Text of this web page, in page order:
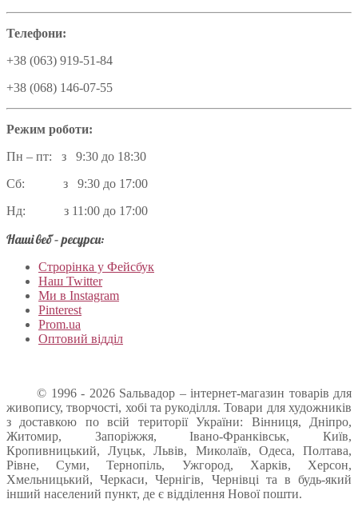
Телефони:
+38 (063) 919-51-84
+38 (068) 146-07-55
Режим роботи:
Пн – пт: з 9:30 до 18:30
Сб: з 9:30 до 17:00
Нд: з 11:00 до 17:00
Наші веб – ресурси:
Строрінка у Фейсбук
Наш Twitter
Ми в Instagram
Pinterest
Prom.ua
Оптовий відділ
© 1996 - 2026 Sальвадор – інтернет-магазин товарів для
живопису, творчості, хобі та рукоділля. Товари для художників
з доставкою по всій території України: Вінниця, Дніпро,
Житомир, Запоріжжя, Івано-Франківськ, Київ,
Кропивницький, Луцьк, Львів, Миколаїв, Одеса, Полтава,
Рівне, Суми, Тернопіль, Ужгород, Харків, Херсон,
Хмельницький, Черкаси, Чернігів, Чернівці та в будь-який
інший населений пункт, де є відділення Нової пошти.